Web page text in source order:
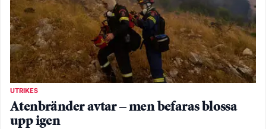
UTRIKES
Atenbränder avtar – men befaras blossa
upp igen